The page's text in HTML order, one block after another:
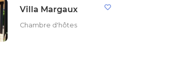
Villa Margaux
Chambre d'hôtes